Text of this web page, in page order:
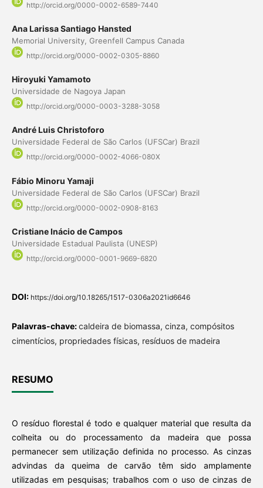
http://orcid.org/0000-0002-6589-7440
Ana Larissa Santiago Hansted
Memorial University, Greenfell Campus Canada
http://orcid.org/0000-0002-0305-8860
Hiroyuki Yamamoto
Universidade de Nagoya Japan
http://orcid.org/0000-0003-3288-3058
André Luis Christoforo
Universidade Federal de São Carlos (UFSCar) Brazil
http://orcid.org/0000-0002-4066-080X
Fábio Minoru Yamaji
Universidade Federal de São Carlos (UFSCar) Brazil
http://orcid.org/0000-0002-0908-8163
Cristiane Inácio de Campos
Universidade Estadual Paulista (UNESP)
http://orcid.org/0000-0001-9669-6820
DOI: https://doi.org/10.18265/1517-0306a2021id6646
Palavras-chave:caldeira de biomassa, cinza, compósitos
cimentícios, propriedades físicas, resíduos de madeira
RESUMO
O resíduo florestal é todo e qualquer material que resulta da
colheita ou do processamento da madeira que possa
permanecer sem utilização definida no processo. As cinzas
advindas da queima de carvão têm sido amplamente
utilizadas em pesquisas; trabalhos com o uso de cinzas de